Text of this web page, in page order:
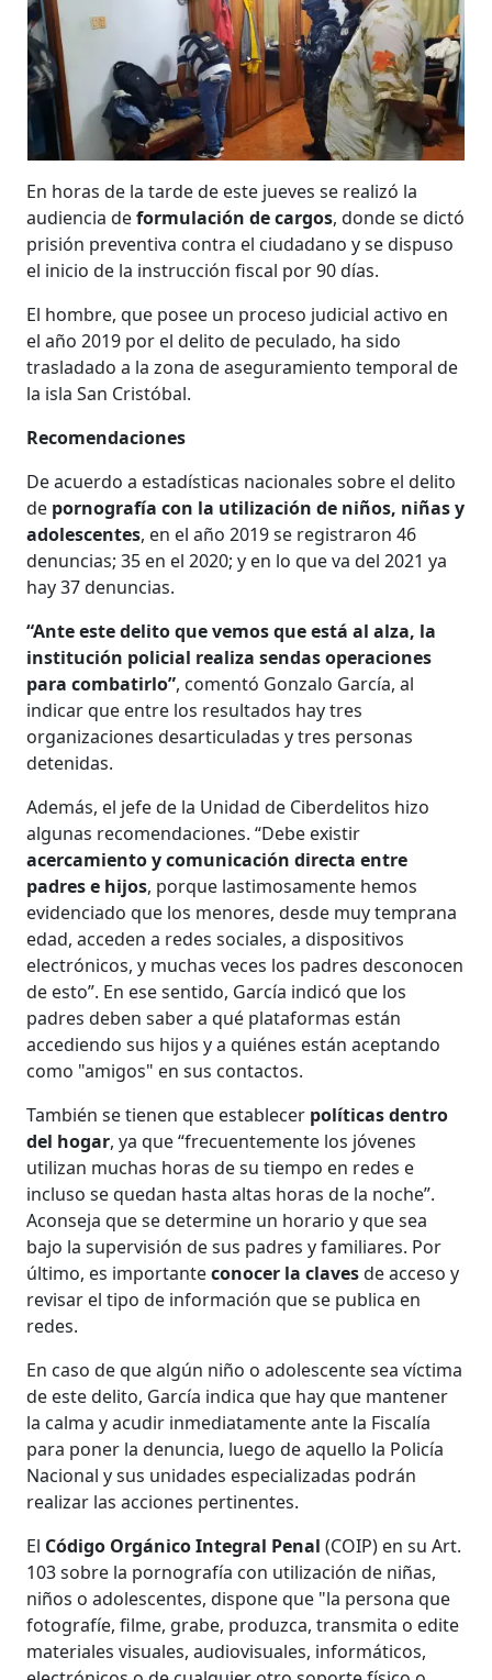
En horas de la tarde de este jueves se realizó la
audiencia deformulación de cargos, donde se dictó
prisión preventiva contra el ciudadano y se dispuso
el inicio de la instrucción fiscal por 90 días.
El hombre, que posee un proceso judicial activo en
el año 2019 por el delito de peculado, ha sido
trasladado a la zona de aseguramiento temporal de
la isla San Cristóbal.
Recomendaciones
De acuerdo a estadísticas nacionales sobre el delito
de pornografía con la utilización de niños, niñas y
adolescentes, en el año 2019 se registraron 46
denuncias; 35 en el 2020; y en lo que va del 2021 ya
hay 37 denuncias.
“Ante este delito que vemos que está al alza, la
institución policial realiza sendas operaciones
para combatirlo”, comentó Gonzalo García, al
indicar que entre los resultados hay tres
organizaciones desarticuladas y tres personas
detenidas.
Además, el jefe de la Unidad de Ciberdelitos hizo
algunas recomendaciones. “Debe existir
acercamiento y comunicación directa entre
padres e hijos, porque lastimosamente hemos
evidenciado que los menores, desde muy temprana
edad, acceden a redes sociales, a dispositivos
electrónicos, y muchas veces los padres desconocen
de esto”. En ese sentido, García indicó que los
padres deben saber a qué plataformas están
accediendo sus hijos y a quiénes están aceptando
como "amigos" en sus contactos.
También se tienen que establecer políticas dentro
del hogar, ya que “frecuentemente los jóvenes
utilizan muchas horas de su tiempo en redes e
incluso se quedan hasta altas horas de la noche”.
Aconseja que se determine un horario y que sea
bajo la supervisión de sus padres y familiares. Por
último, es importanteconocer la clavesde acceso y
revisar el tipo de información que se publica en
redes.
En caso de que algún niño o adolescente sea víctima
de este delito, García indica que hay que mantener
la calma y acudir inmediatamente ante la Fiscalía
para poner la denuncia, luego de aquello la Policía
Nacional y sus unidades especializadas podrán
realizar las acciones pertinentes.
El Código Orgánico Integral Penal (COIP) en su Art.
103 sobre la pornografía con utilización de niñas,
niños o adolescentes, dispone que "la persona que
fotografíe, filme, grabe, produzca, transmita o edite
materiales visuales, audiovisuales, informáticos,